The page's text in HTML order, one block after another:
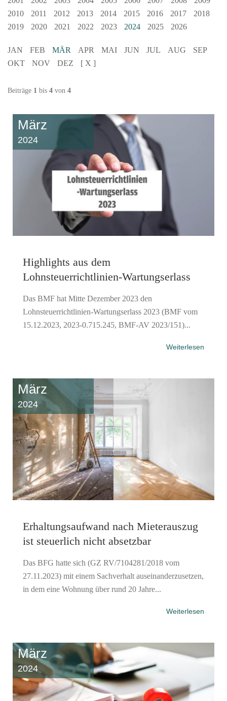
2010
2011 2012 2013 2014 2015 2016 2017
2018
2019
2020 2021 2022 2023 2024 2025 2026
JAN FEB MÄR APR MAI JUN JUL AUG
SEP
OKT
NOV DEZ [ X ]
Beiträge 1 bis 4 von 4
März
2024
Highlights aus dem
Lohnsteuerrichtlinien-Wartungserlass
Das BMF hat Mitte Dezember 2023 den
Lohnsteuerrichtlinien-Wartungserlass 2023 (BMF vom
15.12.2023, 2023-0.715.245, BMF-AV 2023/151)...
Weiterlesen
März
2024
Erhaltungsaufwand nach Mieterauszug
ist steuerlich nicht absetzbar
Das BFG hatte sich (GZ RV/7104281/2018 vom
27.11.2023) mit einem Sachverhalt auseinanderzusetzen,
in dem eine Wohnung über rund 20 Jahre...
Weiterlesen
März
2024